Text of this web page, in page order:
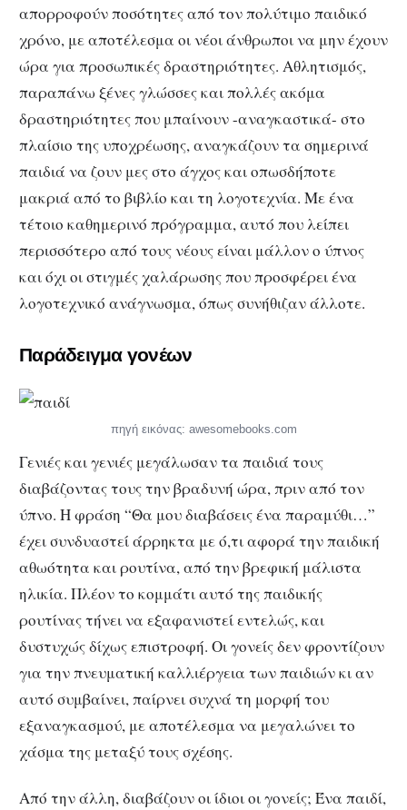
απορροφούν ποσότητες από τον πολύτιμο παιδικό
χρόνο, με αποτέλεσμα οι νέοι άνθρωποι να μην έχουν
ώρα για προσωπικές δραστηριότητες. Αθλητισμός,
παραπάνω ξένες γλώσσες και πολλές ακόμα
δραστηριότητες που μπαίνουν -αναγκαστικά- στο
πλαίσιο της υποχρέωσης, αναγκάζουν τα σημερινά
παιδιά να ζουν μες στο άγχος και οπωσδήποτε
μακριά από το βιβλίο και τη λογοτεχνία. Με ένα
τέτοιο καθημερινό πρόγραμμα, αυτό που λείπει
περισσότερο από τους νέους είναι μάλλον ο ύπνος
και όχι οι στιγμές χαλάρωσης που προσφέρει ένα
λογοτεχνικό ανάγνωσμα, όπως συνήθιζαν άλλοτε.
Παράδειγμα γονέων
πηγή εικόνας: awesomebooks.com
Γενιές και γενιές μεγάλωσαν τα παιδιά τους
διαβάζοντας τους την βραδυνή ώρα, πριν από τον
ύπνο. Η φράση “Θα μου διαβάσεις ένα παραμύθι…”
έχει συνδυαστεί άρρηκτα με ό,τι αφορά την παιδική
αθωότητα και ρουτίνα, από την βρεφική μάλιστα
ηλικία. Πλέον το κομμάτι αυτό της παιδικής
ρουτίνας τήνει να εξαφανιστεί εντελώς, και
δυστυχώς δίχως επιστροφή. Οι γονείς δεν φροντίζουν
για την πνευματική καλλιέργεια των παιδιών κι αν
αυτό συμβαίνει, παίρνει συχνά τη μορφή του
εξαναγκασμού, με αποτέλεσμα να μεγαλώνει το
χάσμα της μεταξύ τους σχέσης.
Από την άλλη, διαβάζουν οι ίδιοι οι γονείς; Ένα παιδί,